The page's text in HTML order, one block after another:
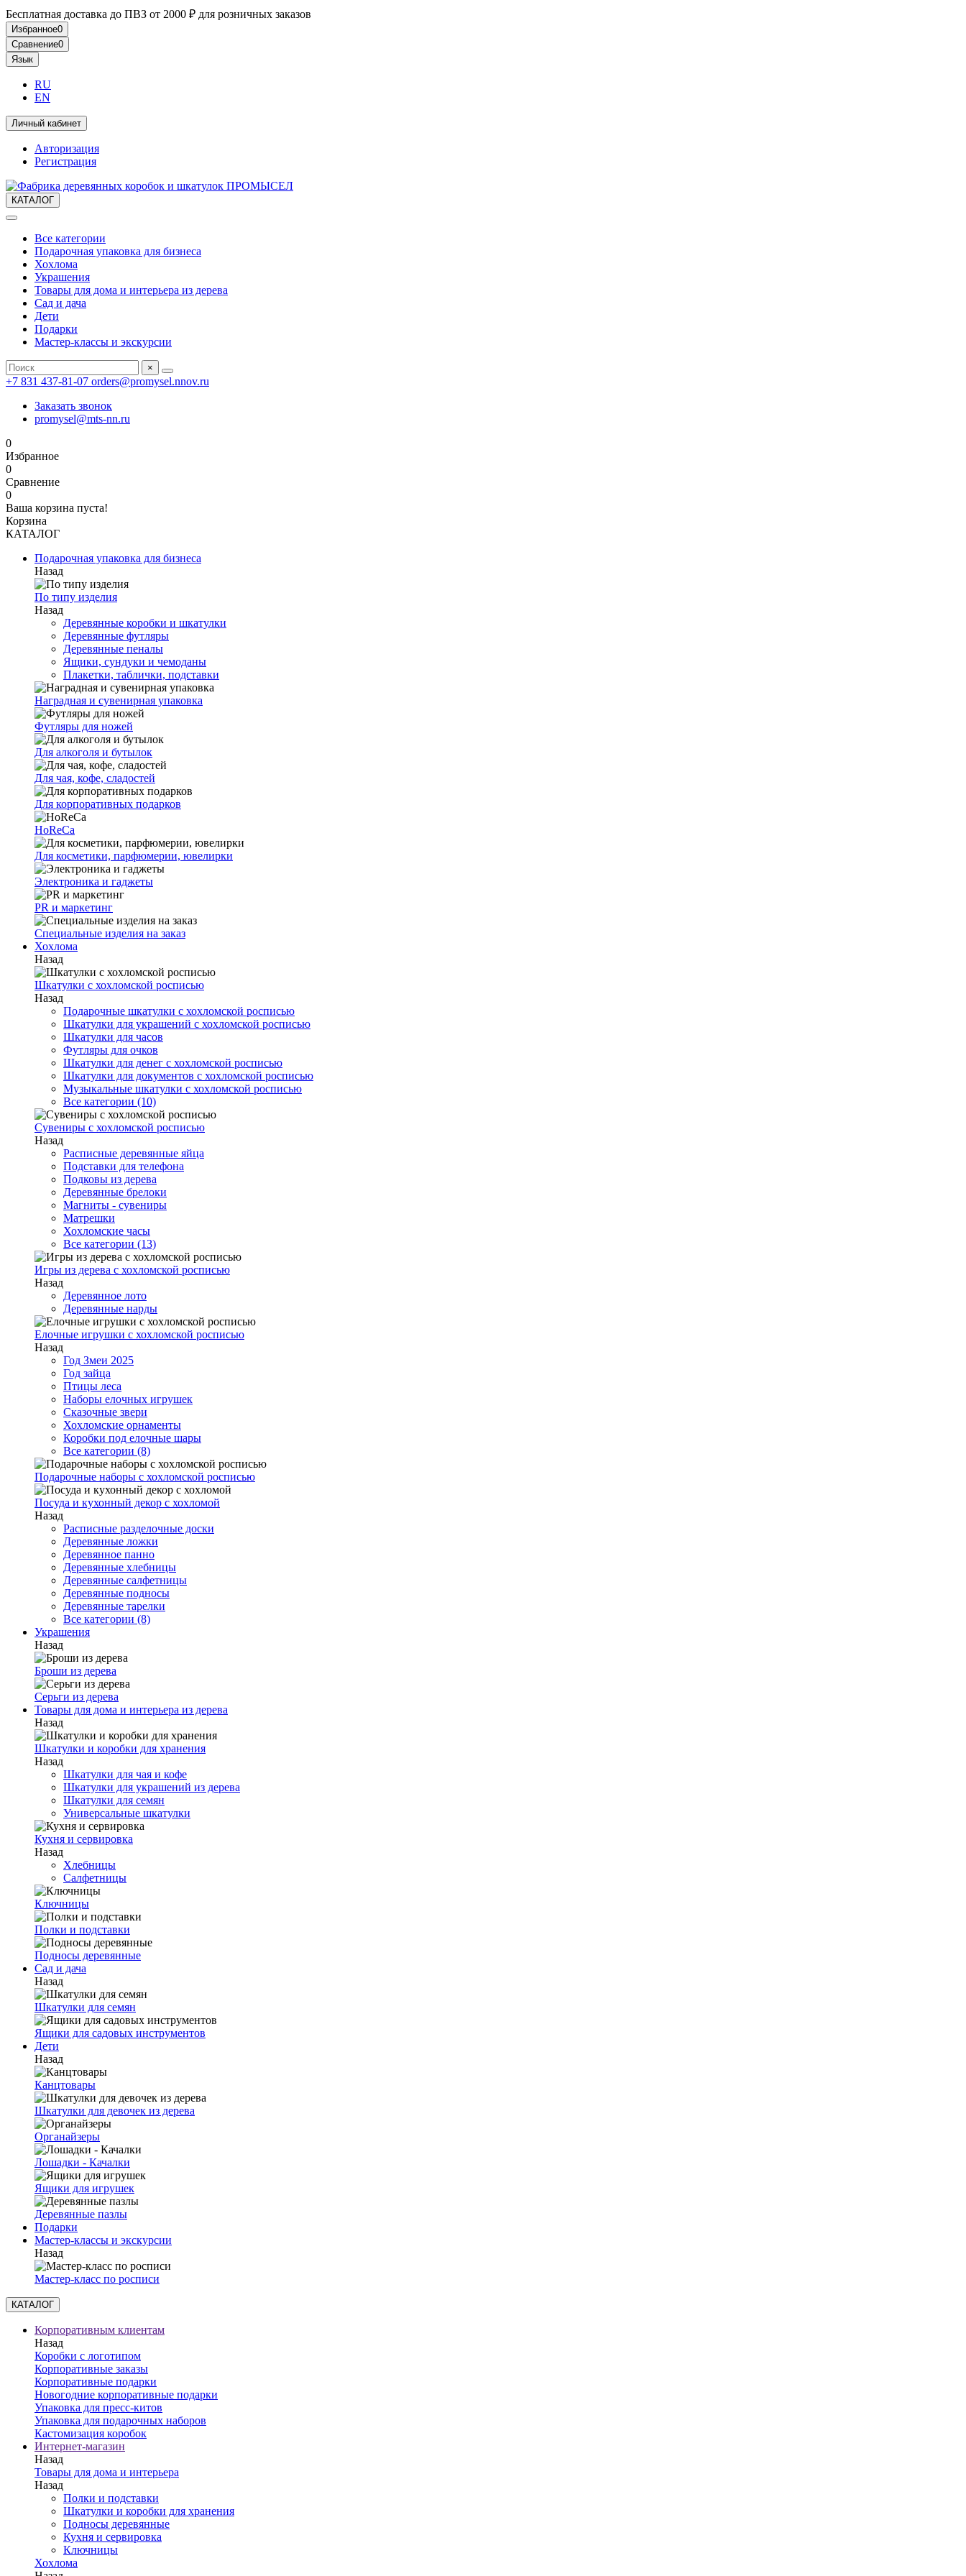
Бесплатная доставка до ПВЗ от 2000 ₽ для розничных заказов
Избранное0
Сравнение0
Язык
RU
EN
Личный кабинет
Авторизация
Регистрация
КАТАЛОГ
Все категории
Подарочная упаковка для бизнеса
Хохлома
Украшения
Товары для дома и интерьера из дерева
Сад и дача
Дети
Подарки
Мастер-классы и экскурсии
×
+7 831 437-81-07 orders@promysel.nnov.ru
Заказать звонок
promysel@mts-nn.ru
0
Избранное
0
Сравнение
0
Ваша корзина пуста!
Корзина
КАТАЛОГ
Подарочная упаковка для бизнеса
Назад
По типу изделия
Назад
Деревянные коробки и шкатулки
Деревянные футляры
Деревянные пеналы
Ящики, сундуки и чемоданы
Плакетки, таблички, подставки
Наградная и сувенирная упаковка
Футляры для ножей
Для алкоголя и бутылок
Для чая, кофе, сладостей
Для корпоративных подарков
HoReCa
Для косметики, парфюмерии, ювелирки
Электроника и гаджеты
PR и маркетинг
Специальные изделия на заказ
Хохлома
Назад
Шкатулки с хохломской росписью
Назад
Подарочные шкатулки с хохломской росписью
Шкатулки для украшений с хохломской росписью
Шкатулки для часов
Футляры для очков
Шкатулки для денег с хохломской росписью
Шкатулки для документов с хохломской росписью
Музыкальные шкатулки с хохломской росписью
Все категории (10)
Сувениры с хохломской росписью
Назад
Расписные деревянные яйца
Подставки для телефона
Подковы из дерева
Деревянные брелоки
Магниты - сувениры
Матрешки
Хохломские часы
Все категории (13)
Игры из дерева с хохломской росписью
Назад
Деревянное лото
Деревянные нарды
Елочные игрушки с хохломской росписью
Назад
Год Змеи 2025
Год зайца
Птицы леса
Наборы елочных игрушек
Сказочные звери
Хохломские орнаменты
Коробки под елочные шары
Все категории (8)
Подарочные наборы с хохломской росписью
Посуда и кухонный декор с хохломой
Назад
Расписные разделочные доски
Деревянные ложки
Деревянное панно
Деревянные хлебницы
Деревянные салфетницы
Деревянные подносы
Деревянные тарелки
Все категории (8)
Украшения
Назад
Броши из дерева
Серьги из дерева
Товары для дома и интерьера из дерева
Назад
Шкатулки и коробки для хранения
Назад
Шкатулки для чая и кофе
Шкатулки для украшений из дерева
Шкатулки для семян
Универсальные шкатулки
Кухня и сервировка
Назад
Хлебницы
Салфетницы
Ключницы
Полки и подставки
Подносы деревянные
Сад и дача
Назад
Шкатулки для семян
Ящики для садовых инструментов
Дети
Назад
Канцтовары
Шкатулки для девочек из дерева
Органайзеры
Лошадки - Качалки
Ящики для игрушек
Деревянные пазлы
Подарки
Мастер-классы и экскурсии
Назад
Мастер-класс по росписи
КАТАЛОГ
Корпоративным клиентам
Назад
Коробки с логотипом
Корпоративные заказы
Корпоративные подарки
Новогодние корпоративные подарки
Упаковка для пресс-китов
Упаковка для подарочных наборов
Кастомизация коробок
Интернет-магазин
Назад
Товары для дома и интерьера
Назад
Полки и подставки
Шкатулки и коробки для хранения
Подносы деревянные
Кухня и сервировка
Ключницы
Хохлома